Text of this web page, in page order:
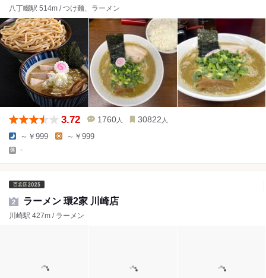
八丁畷駅 514m / つけ麺、ラーメン
3.72 1760 人 30822 人
～￥999 ～￥999
-
2 ラーメン 環2家 川崎店
川崎駅 427m / ラーメン